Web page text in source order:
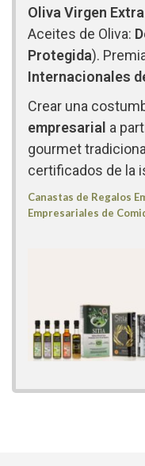
Oliva Virgen Extra
Aceites de Oliva:
Protegida).
Internacionales
Crear una
empresarial a
gourmet
certificados de la
Canastas de Regalos
Empresariales de